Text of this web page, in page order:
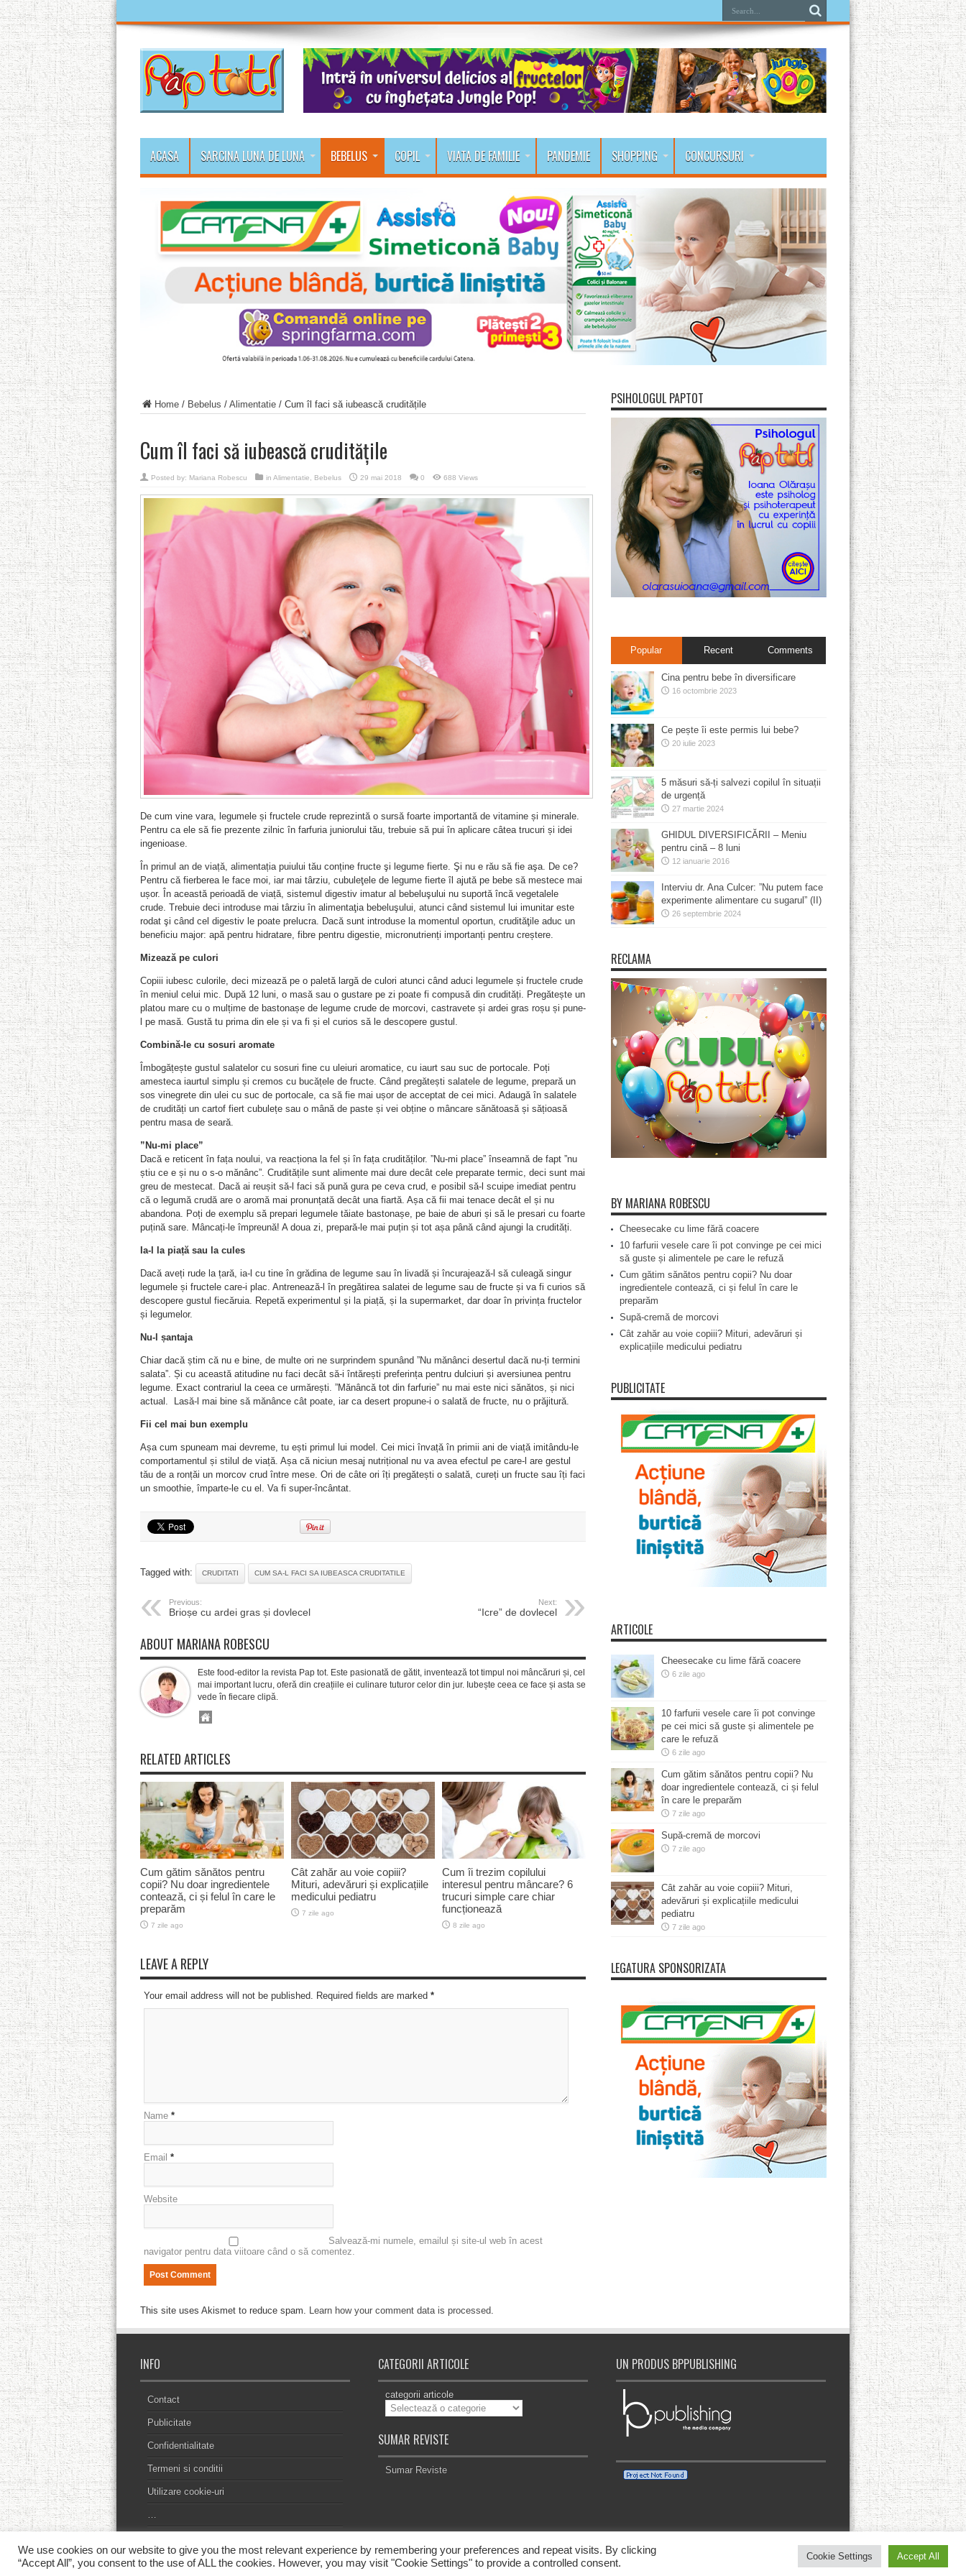
ACASA SARCINA LUNA DE LUNA BEBELUS COPIL VIATA DE FAMILIE PANDEMIE SHOPPING CONCURSURI
Home/ Bebelus / Alimentatie/ Cum îl faci să iubească cruditățile
Cum îl faci să iubească cruditățile
Posted by: Mariana Robescu in Alimentatie Bebelus 29 mai 2018 0 688 Views
De cum vine vara, legumele și fructele crude reprezintă o sursă foarte importantă de vitamine și minerale.
Pentru ca ele să fie prezente zilnic în farfuria juniorului tău, trebuie să pui în aplicare câtea trucuri și idei
ingenioase.
În primul an de viață, alimentația puiului tău conține fructe şi legume fierte. Şi nu e rău să fie aşa. De ce?
Pentru că fierberea le face moi, iar mai târziu, cubuleţele de legume fierte îl ajută pe bebe să mestece mai
ușor. În această perioadă de viață, sistemul digestiv imatur al bebeluşului nu suportă încă vegetalele
crude. Trebuie deci introduse mai târziu în alimentaţia bebeluşului, atunci când sistemul lui imunitar este
rodat şi când cel digestiv le poate prelucra. Dacă sunt introduse la momentul oportun, crudităţile aduc un
beneficiu major: apă pentru hidratare, fibre pentru digestie, micronutrienți importanți pentru creștere.
Mizează pe culori
Copiii iubesc culorile, deci mizează pe o paletă largă de culori atunci când aduci legumele și fructele crude
în meniul celui mic. După 12 luni, o masă sau o gustare pe zi poate fi compusă din crudități. Pregătește un
platou mare cu o mulțime de bastonașe de legume crude de morcovi, castravete și ardei gras roșu și pune-
l pe masă. Gustă tu prima din ele și va fi și el curios să le descopere gustul.
Combină-le cu sosuri aromate
Îmbogățește gustul salatelor cu sosuri fine cu uleiuri aromatice, cu iaurt sau suc de portocale. Poți
amesteca iaurtul simplu și cremos cu bucățele de fructe. Când pregătești salatele de legume, prepară un
sos vinegrete din ulei cu suc de portocale, ca să fie mai ușor de acceptat de cei mici. Adaugă în salatele
de crudități un cartof fiert cubulețe sau o mână de paste și vei obține o mâncare sănătoasă și sățioasă
pentru masa de seară.
”Nu-mi place”
Dacă e reticent în fața noului, va reacționa la fel și în fața crudităților. ”Nu-mi place” înseamnă de fapt ”nu
știu ce e și nu o s-o mănânc”. Cruditățile sunt alimente mai dure decât cele preparate termic, deci sunt mai
greu de mestecat. Dacă ai reușit să-l faci să pună gura pe ceva crud, e posibil să-l scuipe imediat pentru
că o legumă crudă are o aromă mai pronunțată decât una fiartă. Așa că fii mai tenace decât el și nu
abandona. Poți de exemplu să prepari legumele tăiate bastonașe, pe baie de aburi și să le presari cu foarte
puțină sare. Mâncați-le împreună! A doua zi, prepară-le mai puțin și tot așa până când ajungi la crudități.
Ia-l la piață sau la cules
Dacă aveți rude la țară, ia-l cu tine în grădina de legume sau în livadă și încurajează-l să culeagă singur
legumele și fructele care-i plac. Antrenează-l în pregătirea salatei de legume sau de fructe și va fi curios să
descopere gustul fiecăruia. Repetă experimentul și la piață, și la supermarket, dar doar în privința fructelor
și legumelor.
Nu-l șantaja
Chiar dacă știm că nu e bine, de multe ori ne surprindem spunând ”Nu mănânci desertul dacă nu-ți termini
salata”. Și cu această atitudine nu faci decât să-i întărești preferința pentru dulciuri și aversiunea pentru
legume. Exact contrariul la ceea ce urmărești. ”Mănâncă tot din farfurie” nu mai este nici sănătos, și nici
actual. Lasă-l mai bine să mănânce cât poate, iar ca desert propune-i o salată de fructe, nu o prăjitură.
Fii cel mai bun exemplu
Așa cum spuneam mai devreme, tu ești primul lui model. Cei mici învață în primii ani de viață imitându-le
comportamentul și stilul de viață. Așa că niciun mesaj nutrițional nu va avea efectul pe care-l are gestul
tău de a ronțăi un morcov crud între mese. Ori de câte ori îți pregătești o salată, cureți un fructe sau îți faci
un smoothie, împarte-le cu el. Va fi super-încântat.
Tagged with: CRUDITATI CUM SA-L FACI SA IUBEASCA CRUDITATILE
Previous:
Brioșe cu ardei gras și dovlecel
Next:
“Icre” de dovlecel
ABOUT MARIANA ROBESCU
Este food-editor la revista Pap tot. Este pasionată de gătit, inventează tot timpul noi mâncăruri și, cel
mai important lucru, oferă din creațiile ei culinare tuturor celor din jur. Iubește ceea ce face și asta se
vede în fiecare clipă.
RELATED ARTICLES
Cum gătim sănătos pentru
copii? Nu doar ingredientele
contează, ci și felul în care le
preparăm
7 zile ago
Cât zahăr au voie copiii?
Mituri, adevăruri și explicațiile
medicului pediatru
7 zile ago
Cum îi trezim copilului
interesul pentru mâncare? 6
trucuri simple care chiar
funcționează
8 zile ago
LEAVE A REPLY
Your email address will not be published. Required fields are marked *
Name *
Email *
Website
Salvează-mi numele, emailul și site-ul web în acest
navigator pentru data viitoare când o să comentez.
This site uses Akismet to reduce spam. Learn how your comment data is processed.
PSIHOLOGUL PAPTOT
Popular Recent Comments
Cina pentru bebe în diversificare
16 octombrie 2023
Ce pește îi este permis lui bebe?
20 iulie 2023
5 măsuri să-ți salvezi copilul în situații
de urgență
27 martie 2024
GHIDUL DIVERSIFICĂRII – Meniu
pentru cină – 8 luni
12 ianuarie 2016
Interviu dr. Ana Culcer: ”Nu putem face
experimente alimentare cu sugarul” (II)
26 septembrie 2024
RECLAMA
BY MARIANA ROBESCU
Cheesecake cu lime fără coacere
10 farfurii vesele care îi pot convinge pe cei mici
să guste și alimentele pe care le refuză
Cum gătim sănătos pentru copii? Nu doar
ingredientele contează, ci și felul în care le
preparăm
Supă-cremă de morcovi
Cât zahăr au voie copiii? Mituri, adevăruri și
explicațiile medicului pediatru
PUBLICITATE
ARTICOLE
Cheesecake cu lime fără coacere
6 zile ago
10 farfurii vesele care îi pot convinge
pe cei mici să guste și alimentele pe
care le refuză
6 zile ago
Cum gătim sănătos pentru copii? Nu
doar ingredientele contează, ci și felul
în care le preparăm
7 zile ago
Supă-cremă de morcovi
7 zile ago
Cât zahăr au voie copiii? Mituri,
adevăruri și explicațiile medicului
pediatru
7 zile ago
LEGATURA SPONSORIZATA
INFO
Contact
Publicitate
Confidentialitate
Termeni si conditii
Utilizare cookie-uri
…
CATEGORII ARTICOLE
categorii articole
SUMAR REVISTE
Sumar Reviste
UN PRODUS BPPUBLISHING
© Copyright 2013 - 2026, Toate drepturile rezervate. | RevistaPapTot!
We use cookies on our website to give you the most relevant experience by remembering your preferences and repeat visits. By clicking
“Accept All”, you consent to the use of ALL the cookies. However, you may visit "Cookie Settings" to provide a controlled consent.
Cookie Settings Accept All